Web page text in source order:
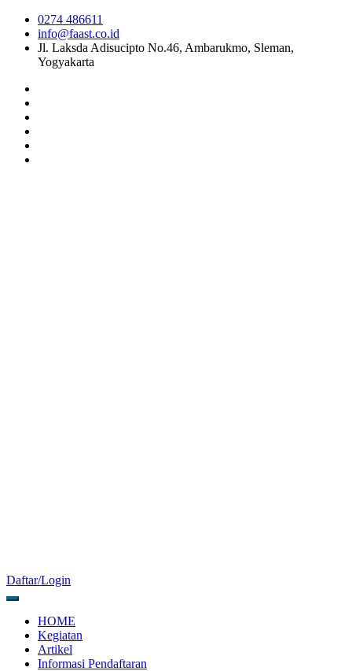
0274 486611
info@faast.co.id
Jl. Laksda Adisucipto No.46, Ambarukmo, Sleman,
Yogyakarta
Daftar/Login
HOME
Kegiatan
Artikel
Informasi Pendaftaran